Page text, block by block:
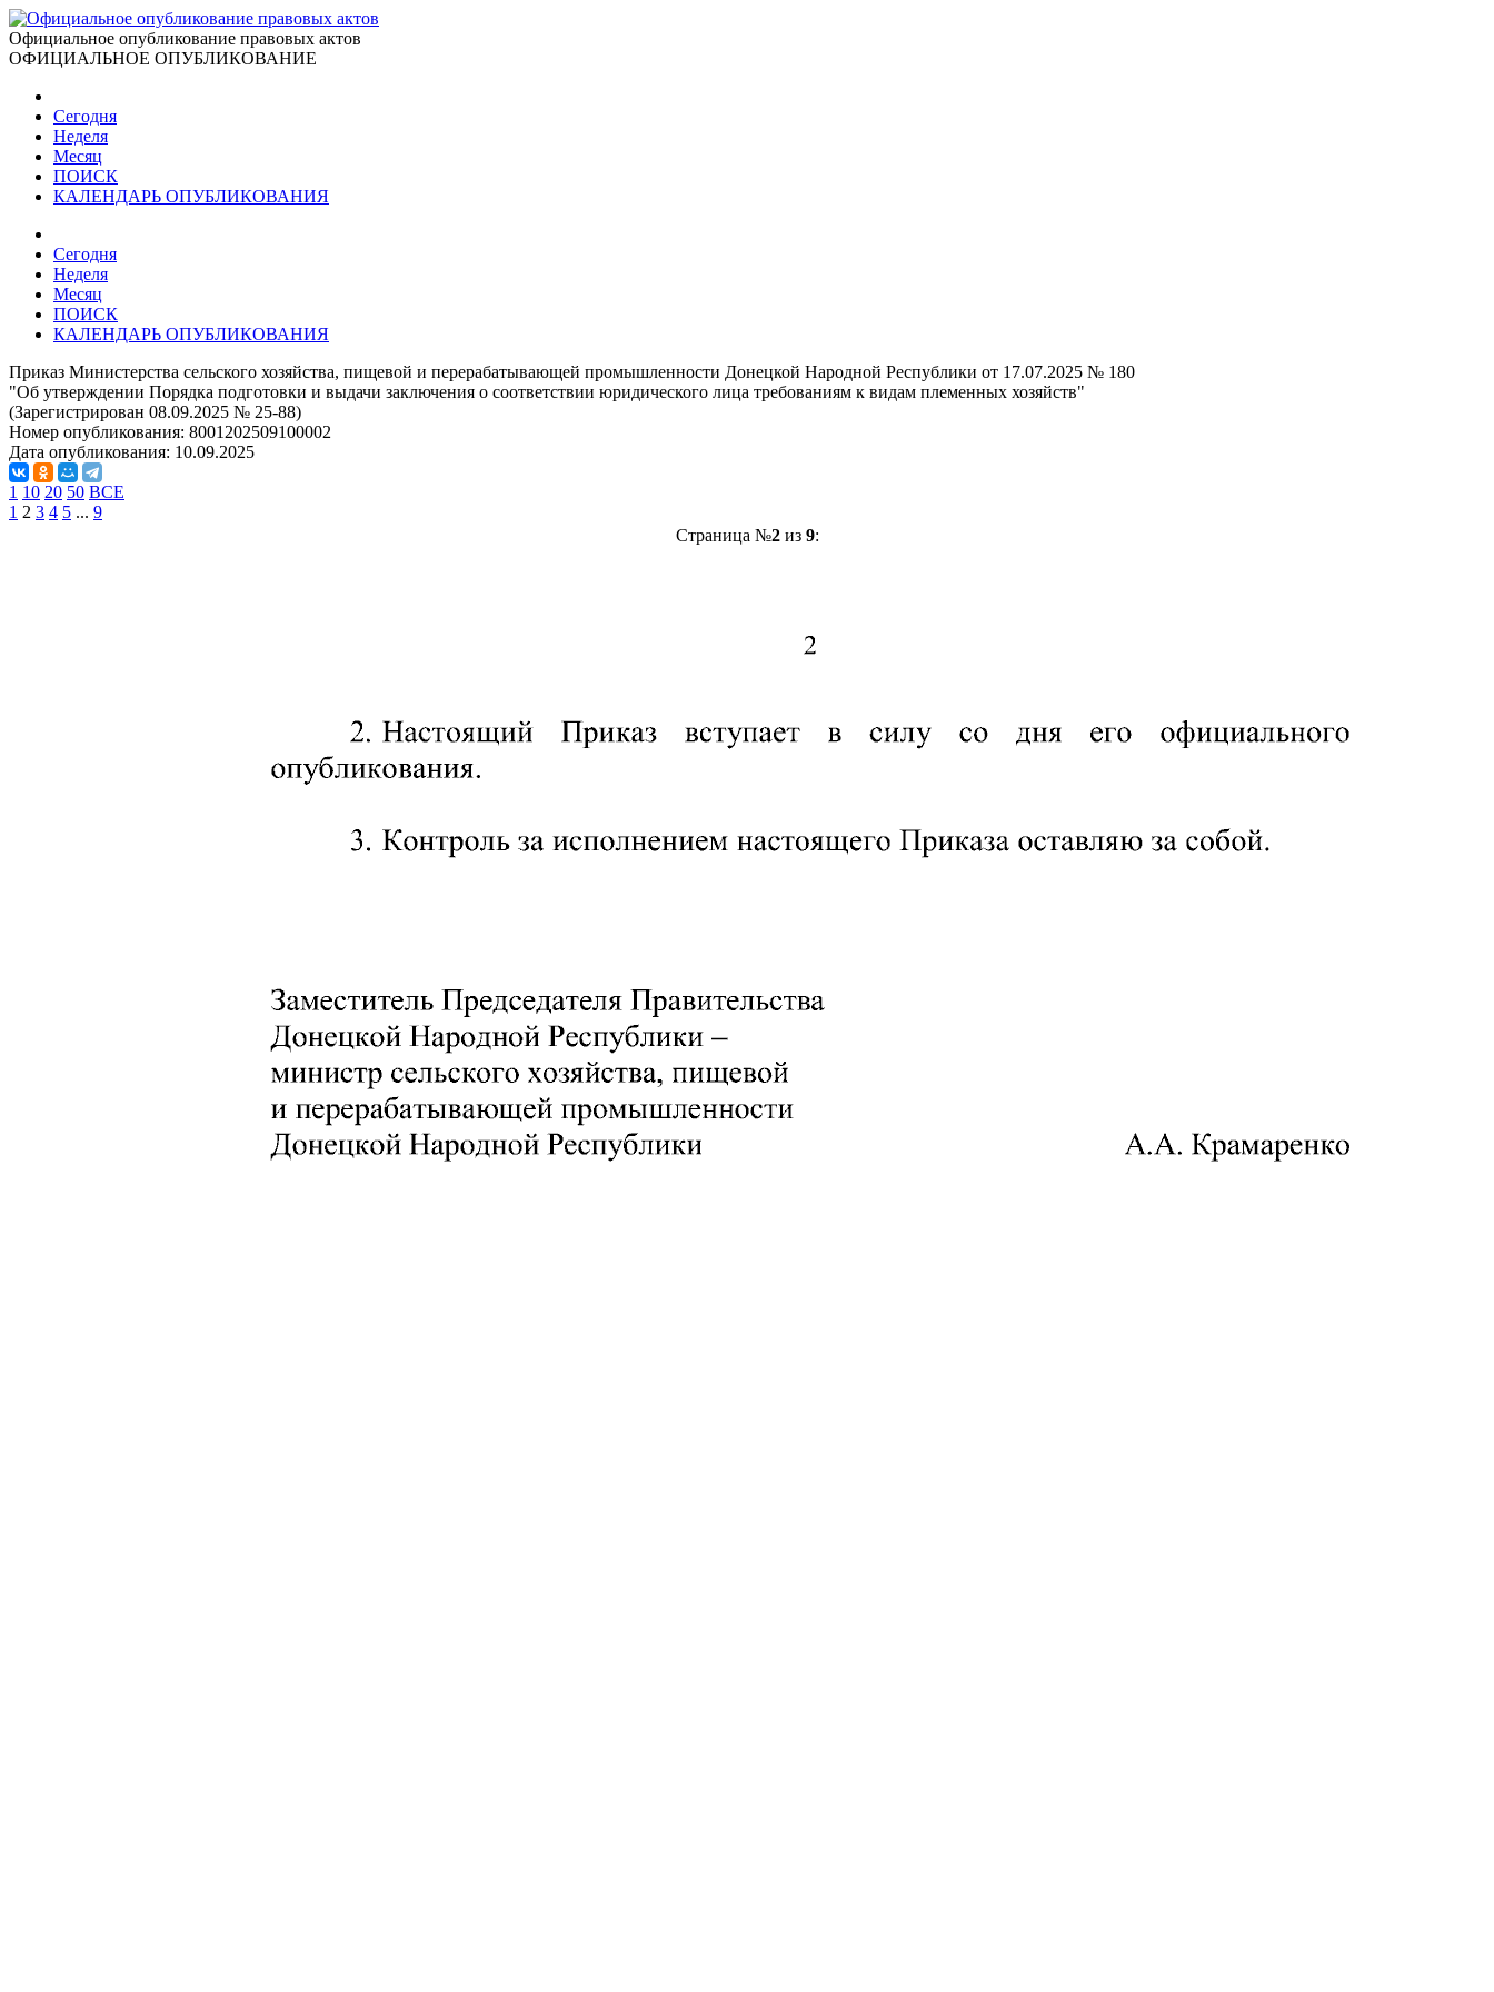
Официальное опубликование правовых актов
ОФИЦИАЛЬНОЕ ОПУБЛИКОВАНИЕ
Сегодня
Неделя
Месяц
ПОИСК
КАЛЕНДАРЬ ОПУБЛИКОВАНИЯ
Сегодня
Неделя
Месяц
ПОИСК
КАЛЕНДАРЬ ОПУБЛИКОВАНИЯ
Приказ Министерства сельского хозяйства, пищевой и перерабатывающей промышленности Донецкой Народной Республики от 17.07.2025 № 180
"Об утверждении Порядка подготовки и выдачи заключения о соответствии юридического лица требованиям к видам племенных хозяйств"
(Зарегистрирован 08.09.2025 № 25-88)
Номер опубликования: 8001202509100002
Дата опубликования: 10.09.2025
1 10 20 50 ВСЕ
1 2 3 4 5 ... 9
Страница №2из 9: